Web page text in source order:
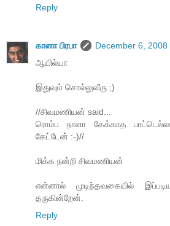
Reply
கானா பிரபா
December 6, 2008
ஆயில்யா
இதுவும் சொல்லுவீரு ;)
//சிவமணியன் said...
ரொம்ப நாளா கேக்காத
கேட்டேன் :-)//
மிக்க நன்றி சிவமணியன்
என்னால் முடிந்தவகையில்
தருகின்றேன்.
Reply